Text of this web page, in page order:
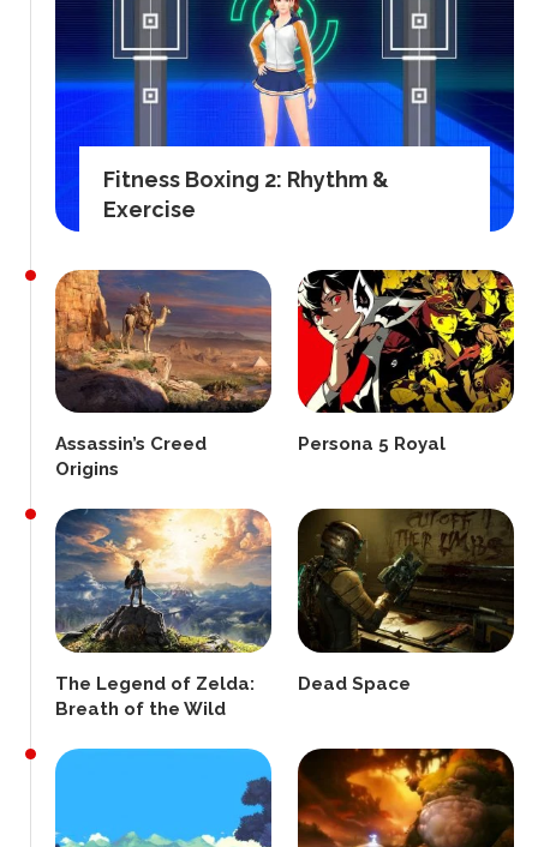
Fitness Boxing 2: Rhythm &
Exercise
Assassin’s Creed
Origins
Persona 5 Royal
The Legend of Zelda:
Breath of the Wild
Dead Space